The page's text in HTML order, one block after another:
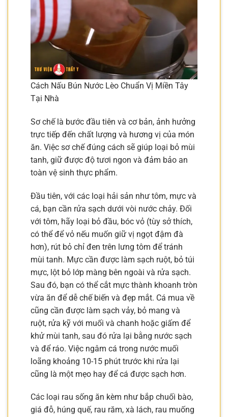
Cách Nấu Bún Nước Lèo Chuẩn Vị Miền Tây
Tại Nhà
Sơ chế là bước đầu tiên và cơ bản, ảnh hưởng
trực tiếp đến chất lượng và hương vị của món
ăn. Việc sơ chế đúng cách sẽ giúp loại bỏ mùi
tanh, giữ được độ tươi ngon và đảm bảo an
toàn vệ sinh thực phẩm.
Đầu tiên, với các loại hải sản như tôm, mực và
cá, bạn cần rửa sạch dưới vòi nước chảy. Đối
với tôm, hãy loại bỏ đầu, bóc vỏ (tùy sở thích,
có thể để vỏ nếu muốn giữ vị ngọt đậm đà
hơn), rút bỏ chỉ đen trên lưng tôm để tránh
mùi tanh. Mực cần được làm sạch ruột, bỏ túi
mực, lột bỏ lớp màng bên ngoài và rửa sạch.
Sau đó, bạn có thể cắt mực thành khoanh tròn
vừa ăn để dễ chế biến và đẹp mắt. Cá mua về
cũng cần được làm sạch vảy, bỏ mang và
ruột, rửa kỹ với muối và chanh hoặc giấm để
khử mùi tanh, sau đó rửa lại bằng nước sạch
và để ráo. Việc ngâm cá trong nước muối
loãng khoảng 10-15 phút trước khi rửa lại
cũng là một mẹo hay để cá được sạch hơn.
Các loại rau sống ăn kèm như bắp chuối bào,
giá đỗ, húng quế, rau răm, xà lách, rau muống